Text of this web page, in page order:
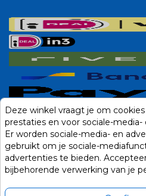
Deze winkel vraagt je om
prestaties en voor sociale-
Er worden sociale-media- en
gebruikt om je sociale-
advertenties te bieden.
bijbehorende verwerking van je